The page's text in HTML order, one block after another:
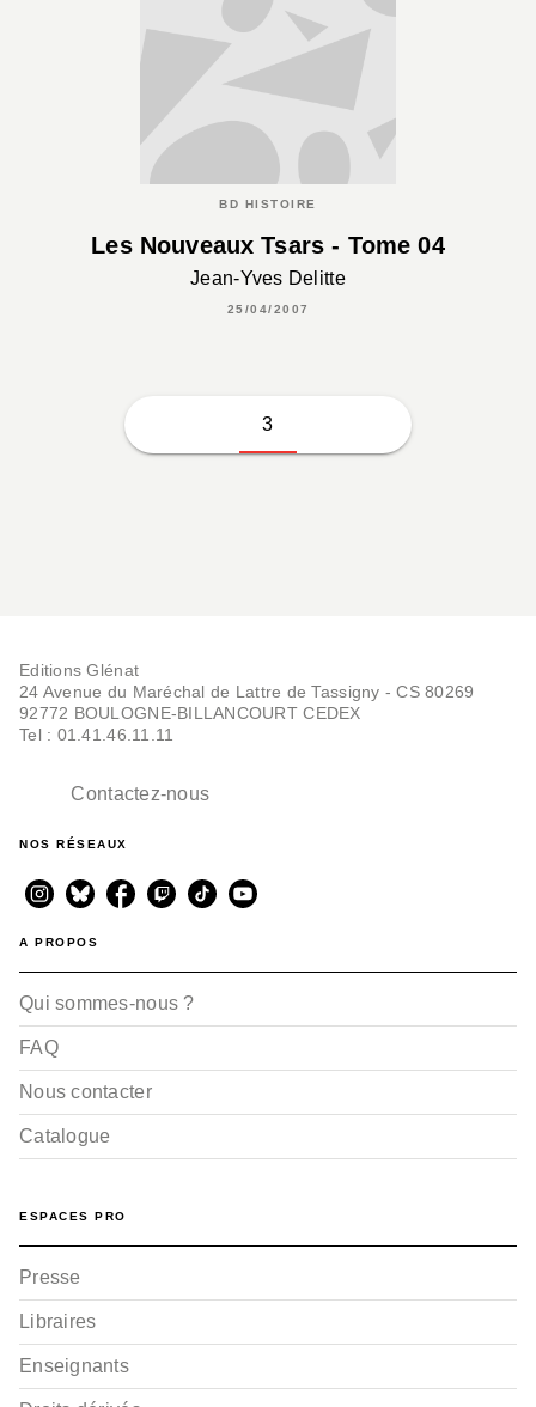
BD HISTOIRE
Les Nouveaux Tsars - Tome 04
Jean-Yves Delitte
25/04/2007
3
Editions Glénat
24 Avenue du Maréchal de Lattre de Tassigny - CS 80269
92772 BOULOGNE-BILLANCOURT CEDEX
Tel : 01.41.46.11.11
Contactez-nous
NOS RÉSEAUX
A PROPOS
Qui sommes-nous ?
FAQ
Nous contacter
Catalogue
ESPACES PRO
Presse
Libraires
Enseignants